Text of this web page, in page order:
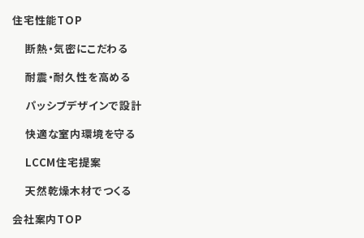
住宅性能TOP
断熱・気密にこだわる
耐震・耐久性を高める
パッシブデザインで設計
快適な室内環境を守る
LCCM住宅提案
天然乾燥木材でつくる
会社案内TOP